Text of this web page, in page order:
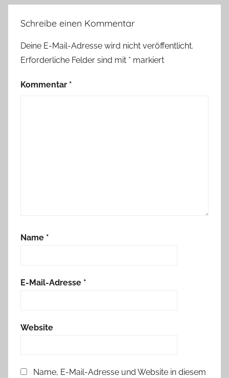
Schreibe einen Kommentar
Deine E-Mail-Adresse wird nicht veröffentlicht.
Erforderliche Felder sind mit * markiert
Kommentar *
Name *
E-Mail-Adresse *
Website
Name, E-Mail-Adresse und Website in diesem